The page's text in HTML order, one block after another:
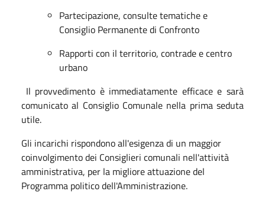
Partecipazione, consulte tematiche e
Consiglio Permanente di Confronto
Rapporti con il territorio, contrade e centro
urbano
Il provvedimento è immediatamente efficace e sarà
comunicato al Consiglio Comunale nella prima seduta
utile.
Gli incarichi rispondono all'esigenza di un maggior
coinvolgimento dei Consiglieri comunali nell'attività
amministrativa, per la migliore attuazione del
Programma politico dell'Amministrazione.